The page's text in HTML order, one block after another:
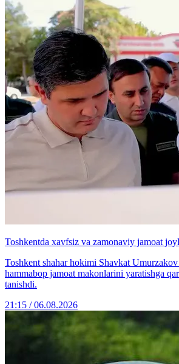
Toshkentda xavfsiz va zamonaviy jamoat
Toshkent shahar hokimi Shavkat
hammabop jamoat makonlarini yaratishga
tanishdi.
21:15 / 06.08.2026